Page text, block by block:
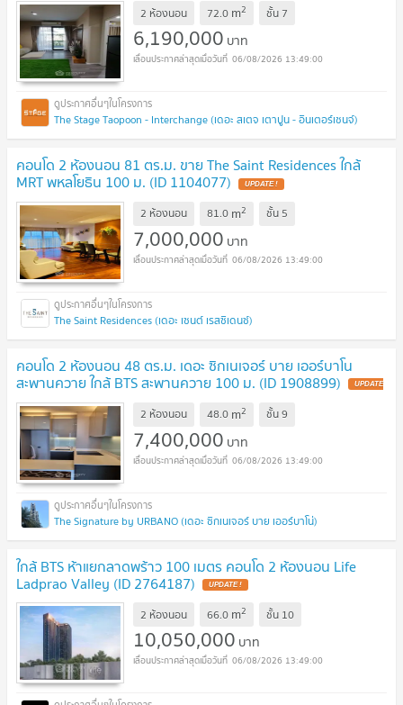
2 ห้องนอน 72.0 m2 ชั้น 7
6,190,000 บาท
06/08/2026 13:49:00
The Stage Taopoon - Interchange (เดอะ สเตจ เตาปูน - อินเตอร์เชนจ์)
คอนโด 2 ห้องนอน 81 ตร.ม. ขาย The Saint Residences ใกล้
MRT พหลโยธิน 100 ม. (ID 1104077)
2 ห้องนอน 81.0 m2 ชั้น 5
7,000,000 บาท
06/08/2026 13:49:00
The Saint Residences (เดอะ เซนต์ เรสซิเดนซ์)
คอนโด 2 ห้องนอน 48 ตร.ม. เดอะ ซิกเนเจอร์ บาย เออร์บาโน
สะพานควาย ใกล้ BTS สะพานควาย 100 ม. (ID 1908899)
2 ห้องนอน 48.0 m2 ชั้น9
7,400,000 บาท
06/08/2026 13:49:00
The Signature by URBANO (เดอะ ซิกเนเจอร์ บาย เออร์บาโน่)
ใกล้ BTS ห้าแยกลาดพร้าว 100 เมตร คอนโด 2 ห้องนอน Life
Ladprao Valley (ID 2764187)
2 ห้องนอน 66.0 m2 ชั้น 10
10,050,000 บาท
06/08/2026 13:49:00